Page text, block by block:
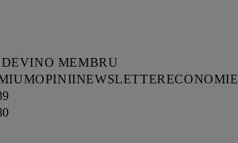
DEVINO MEMBRU
OPINIINEWSLETTERECONOMIE